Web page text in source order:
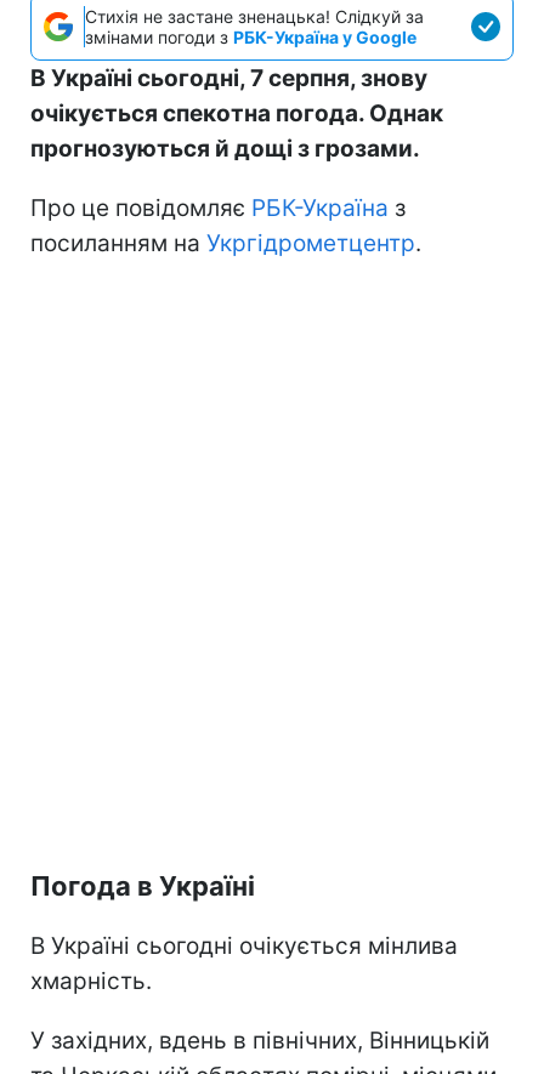
Стихія не застане зненацька! Слідкуй за
змінами погоди з РБК-Україна у Google
В Україні сьогодні, 7 серпня, знову
очікується спекотна погода. Однак
прогнозуються й дощі з грозами.
Про це повідомляє РБК-Україна з
посиланням на Укргідрометцентр.
Погода в Україні
В Україні сьогодні очікується мінлива
хмарність.
У західних, вдень в північних, Вінницькій